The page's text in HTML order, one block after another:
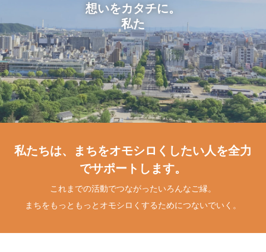
想いをカタチに。
ちがサ
私たちは、まちをオモシロくしたい人を全力
でサポートします。
これまでの活動でつながったいろんなご縁。
まちをもっともっとオモシロくするためにつないでいく。